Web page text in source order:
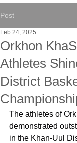
Post
Orkhon
Athletes
District
Feb 24, 2025
The athletes of
demonstrated
in the Khan-Uul